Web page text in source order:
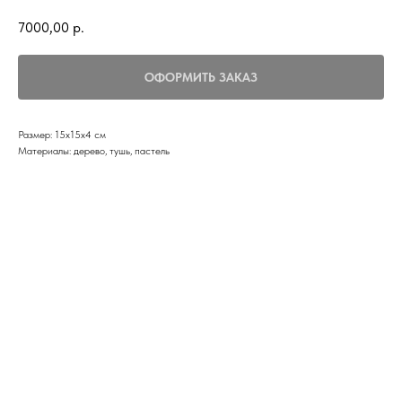
7000,00 р.
ОФОРМИТЬ ЗАКАЗ
Размер: 15х15х4 см
Материалы: дерево, тушь, пастель